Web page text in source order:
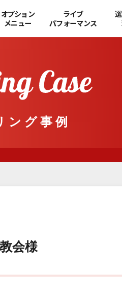
オプション
メニュー
ライブ
パフォーマンス
ング事例
会様